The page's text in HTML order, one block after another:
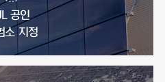
공인
소 지정